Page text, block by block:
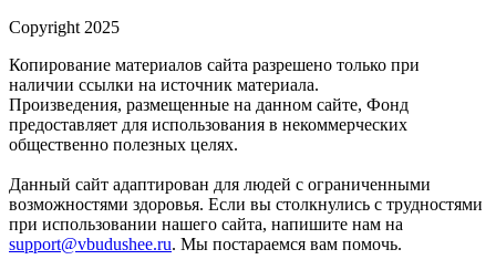
Copyright 2025
Копирование материалов сайта разрешено только при
наличии ссылки на источник материала.
Произведения, размещенные на данном сайте, Фонд
предоставляет для использования в некоммерческих
общественно полезных целях.
Данный сайт адаптирован для людей с ограниченными
возможностями здоровья. Если вы столкнулись с трудностями
при использовании нашего сайта, напишите нам на
support@vbudushee.ru. Мы постараемся вам помочь.